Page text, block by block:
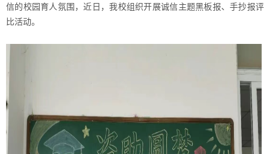
信的校园育人氛围，近日，我校组织开展诚信主题黑板报、手抄报评
比活动。